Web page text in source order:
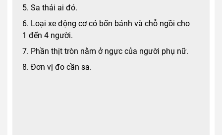
5. Sa thải ai đó.
6. Loại xe động cơ có bốn bánh và chỗ ngồi cho
1 đến 4 người.
7. Phần thịt tròn nằm ở ngực của người phụ nữ.
8. Đơn vị đo cần sa.